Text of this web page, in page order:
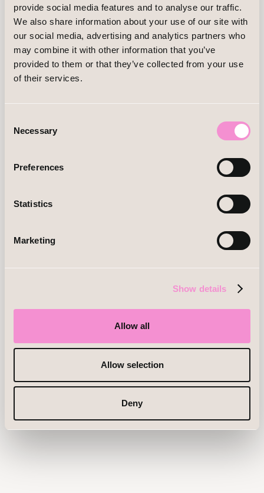
provide social media features and to analyse our traffic.
We also share information about your use of our site with
our social media, advertising and analytics partners who
may combine it with other information that you’ve
provided to them or that they’ve collected from your use
of their services.
Selection
Necessary
Preferences
Statistics
Marketing
Show details
Allow all
Allow selection
Deny